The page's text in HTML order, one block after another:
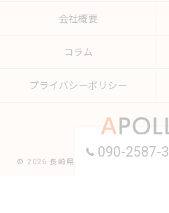
090-2587-
会社概要
コラム
プライバシーポリシー
© 2026 長崎県諫早でリフォームなら